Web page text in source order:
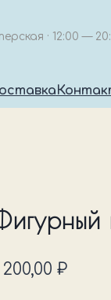
· 12:00 —
200,00 ₽